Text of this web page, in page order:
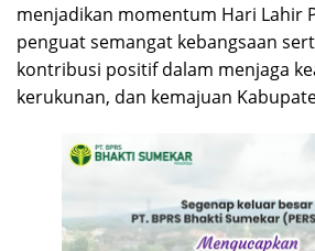
menjadikan momentum Hari Lahir
penguat semangat kebangsaan
kontribusi positif dalam menjaga
kerukunan, dan kemajuan